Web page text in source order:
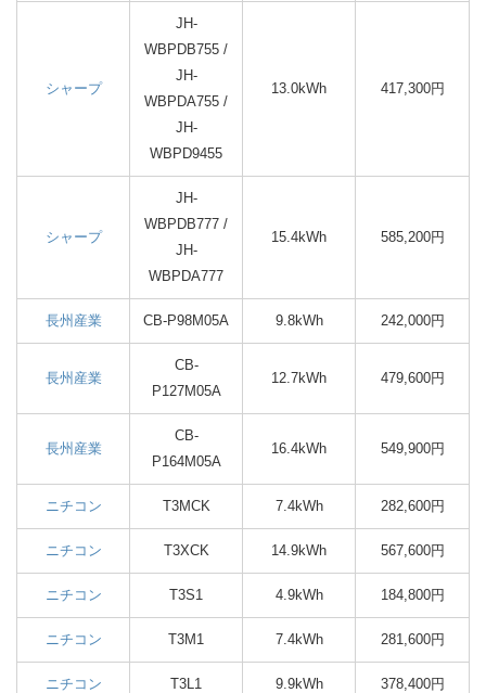
シャープ
JH-
WBPDB755 /
JH-
WBPDA755 /
JH-
WBPD9455
13.0kWh 417,300円
シャープ
JH-
WBPDB777 /
JH-
WBPDA777
15.4kWh 585,200円
長州産業 CB-P98M05A 9.8kWh 242,000円
長州産業
CB-
P127M05A
12.7kWh 479,600円
長州産業
CB-
P164M05A
16.4kWh 549,900円
ニチコン T3MCK 7.4kWh 282,600円
ニチコン T3XCK 14.9kWh 567,600円
ニチコン T3S1 4.9kWh 184,800円
ニチコン T3M1 7.4kWh 281,600円
ニチコン T3L1 9.9kWh 378,400円